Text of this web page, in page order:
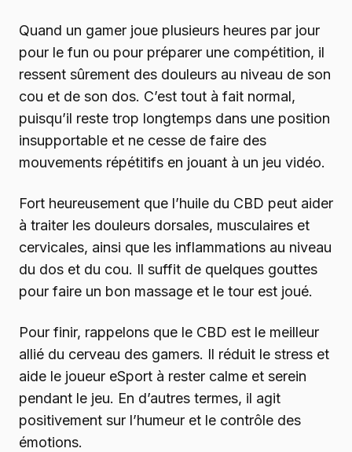
Quand un gamer joue plusieurs heures par jour
pour le fun ou pour préparer une compétition, il
ressent sûrement des douleurs au niveau de son
cou et de son dos. C’est tout à fait normal,
puisqu’il reste trop longtemps dans une position
insupportable et ne cesse de faire des
mouvements répétitifs en jouant à un jeu vidéo.
Fort heureusement que l’huile du CBD peut aider
à traiter les douleurs dorsales, musculaires et
cervicales, ainsi que les inflammations au niveau
du dos et du cou. Il suffit de quelques gouttes
pour faire un bon massage et le tour est joué.
Pour finir, rappelons que le CBD est le meilleur
allié du cerveau des gamers. Il réduit le stress et
aide le joueur eSport à rester calme et serein
pendant le jeu. En d’autres termes, il agit
positivement sur l’humeur et le contrôle des
émotions.